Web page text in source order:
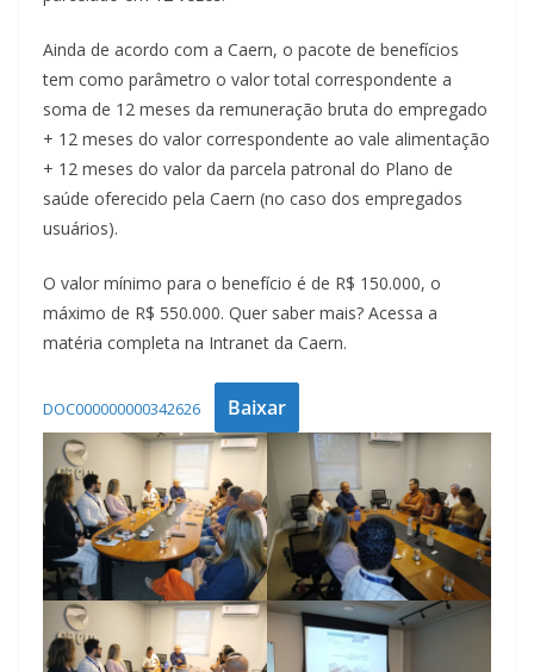
Ainda de acordo com a Caern, o pacote de benefícios
tem como parâmetro o valor total correspondente a
soma de 12 meses da remuneração bruta do empregado
+ 12 meses do valor correspondente ao vale alimentação
+ 12 meses do valor da parcela patronal do Plano de
saúde oferecido pela Caern (no caso dos empregados
usuários).
O valor mínimo para o benefício é de R$ 150.000, o
máximo de R$ 550.000. Quer saber mais? Acessa a
matéria completa na Intranet da Caern.
DOC000000000342626 Baixar